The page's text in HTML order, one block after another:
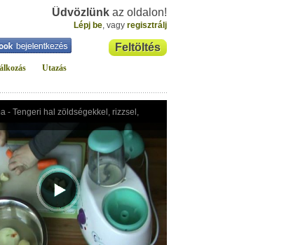
Üdvözlünk az oldalon!
Lépj be, vagy regisztrálj
Feltöltés
Utazás